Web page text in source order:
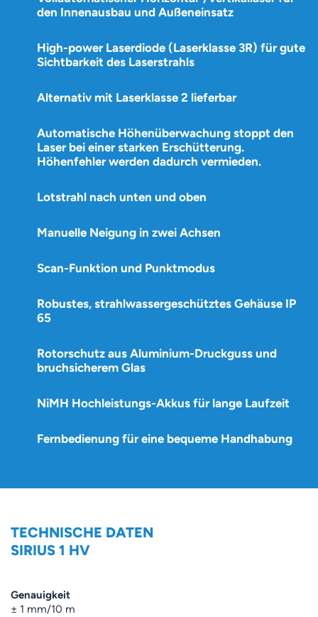
den Innenausbau und Außeneinsatz
High-power Laserdiode (Laserklasse 3R) für gute
Sichtbarkeit des Laserstrahls
Alternativ mit Laserklasse 2 lieferbar
Automatische Höhenüberwachung stoppt den
Laser bei einer starken Erschütterung.
Höhenfehler werden dadurch vermieden.
Lotstrahl nach unten und oben
Manuelle Neigung in zwei Achsen
Scan-Funktion und Punktmodus
Robustes, strahlwassergeschütztes Gehäuse IP
65
Rotorschutz aus Aluminium-Druckguss und
bruchsicherem Glas
NiMH Hochleistungs-Akkus für lange Laufzeit
Fernbedienung für eine bequeme Handhabung
TECHNISCHE DATEN
SIRIUS 1 HV
Genauigkeit
± 1 mm/10 m